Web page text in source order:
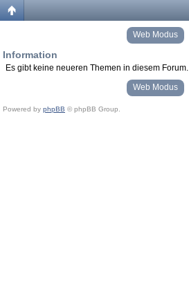
Web Modus
Information
Es gibt keine neueren Themen in diesem Forum.
Web Modus
Powered by phpBB © phpBB Group.